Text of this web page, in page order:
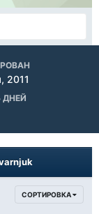
2011
ДНЕЙ
СОРТИРОВКА